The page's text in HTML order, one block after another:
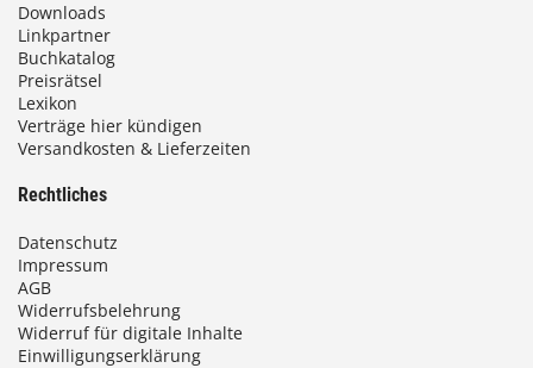
Downloads
Linkpartner
Buchkatalog
Preisrätsel
Lexikon
Verträge hier kündigen
Versandkosten & Lieferzeiten
Rechtliches
Datenschutz
Impressum
AGB
Widerrufsbelehrung
Widerruf für digitale Inhalte
Einwilligungserklärung